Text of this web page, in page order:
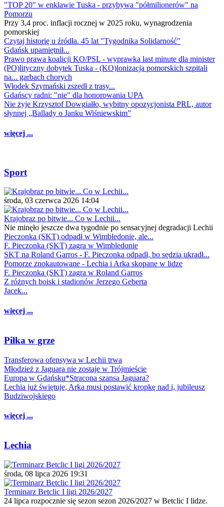
"TOP 20" w enklawie Tuska - przybywa "półmilionerów" na
Pomorzu
Przy 3,4 proc. inflacji rocznej w 2025 roku, wynagrodzenia
pomorskiej
Czytaj historię u źródła. 45 lat "Tygodnika Solidarność"
Gdańsk upamiętnił...
Prawo prawa koalicji KO/PSL - wyprawka last minute dla minister
(PO)lityczny dobytek Tuska - (KO)lonizacja pomorskich szpitali
na... garbach chorych
Włodek Szymański zszedł z trasy...
Gdańscy radni: "nie" dla honorowania UPA
Nie żyje Krzysztof Dowgiałło, wybitny opozycjonista PRL, autor
słynnej „Ballady o Janku Wiśniewskim”
więcej ...
Sport
środa, 03 czerwca 2026 14:04
Krajobraz po bitwie... Co w Lechii...
Nie minęło jeszcze dwa tygodnie po sensacyjnej degradacji Lechii
Pieczonka (SKT) odpadł w Wimbledonie, ale...
F. Pieczonka (SKT) zagra w Wimbledonie
SKT na Roland Garros - F. Pieczonka odpadł, bo sędzia ukradł...
Pomorze znokautowane - Lechia i Arka skopane w lidze
F. Pieczonka (SKT) zagra w Roland Garros
Z różnych boisk i stadionów Jerzego Geberta
Jacek...
więcej ...
Piłka w grze
Transferowa ofensywa w Lechii trwa
Młodzież z Jaguara nie zostaje w Trójmieście
Europa w Gdańsku*Stracona szansa Jaguara?
Lechia już świętuje, Arka musi postawić kropkę nad i, jubileusz
Budziwojskiego
więcej ...
Lechia
środa, 08 lipca 2026 19:31
Terminarz Betclic I ligi 2026/2027
24 lipca rozpocznie się sezon sezon 2026/2027 w Betclic I lidze.